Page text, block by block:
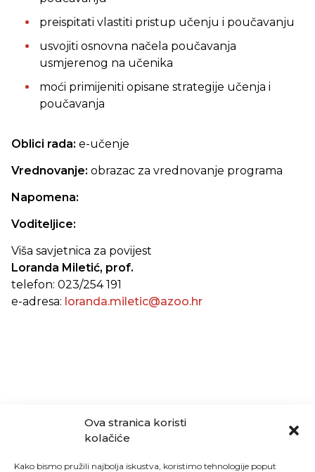
Ova stranica koristi
kolačiće
Kako bismo pružili najbolja iskustva, koristimo tehnologije poput
preispitati vlastiti pristup učenju i poučavanju
usvojiti osnovna načela poučavanja
usmjerenog na učenika
moći primijeniti opisane strategije učenja i
poučavanja
Oblici rada: e-učenje
Vrednovanje: obrazac za vrednovanje programa
Napomena:
Voditeljice:
Viša savjetnica za povijest
Loranda Miletić, prof.
telefon: 023/254 191
e-adresa: loranda.miletic@azoo.hr